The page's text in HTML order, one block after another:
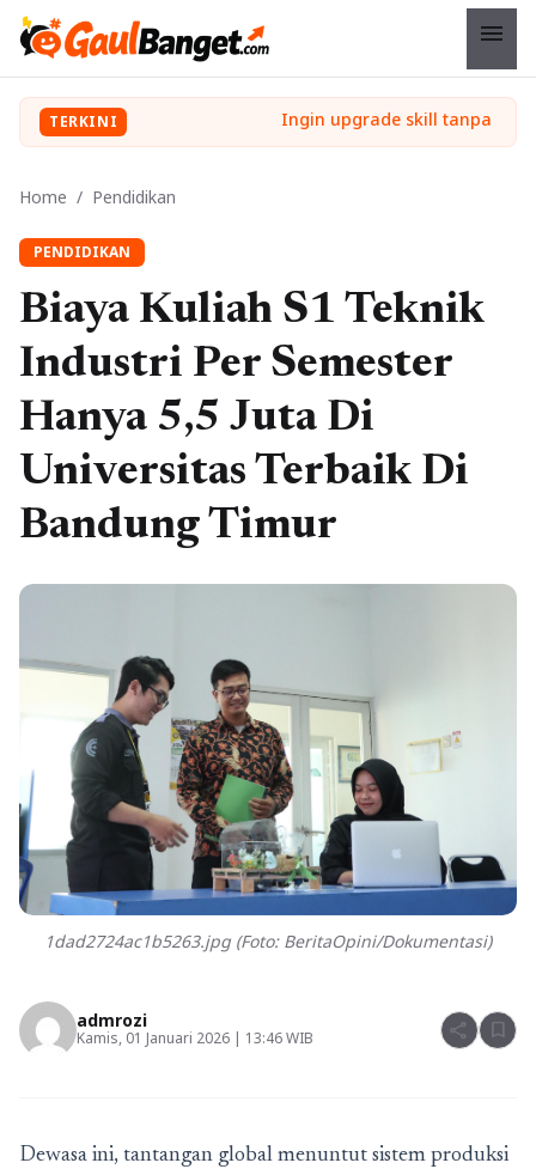
menu
TERKINI
Home / Pendidikan
PENDIDIKAN
Biaya Kuliah S1 Teknik
Industri Per Semester
Hanya 5,5 Juta Di
Universitas Terbaik Di
Bandung Timur
1dad2724ac1b5263.jpg (Foto: BeritaOpini/Dokumentasi)
admrozi
Kamis, 01 Januari 2026 | 13:46 WIB share bookmark
Dewasa ini, tantangan global menuntut sistem produksi